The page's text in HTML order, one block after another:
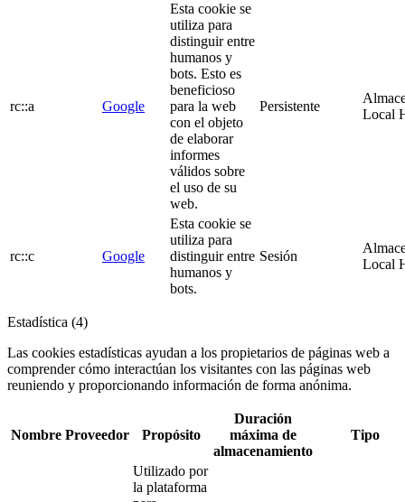
rc::a Google
Esta cookie se
utiliza para
distinguir entre
humanos y
bots. Esto es
beneficioso
para la web
con el objeto
de elaborar
informes
válidos sobre
el uso de su
web.
Persistente
Local
rc::c Google
Esta cookie se
utiliza para
distinguir entre
humanos y
bots.
Sesión
Local
Estadística (4)
Las cookies estadísticas ayudan a los propietarios de páginas web a
comprender cómo interactúan los visitantes con las páginas web
reuniendo y proporcionando información de forma anónima.
Nombre Proveedor Propósito
Duración
máxima de
almacenamiento
Tipo
Utilizado por
la plataforma